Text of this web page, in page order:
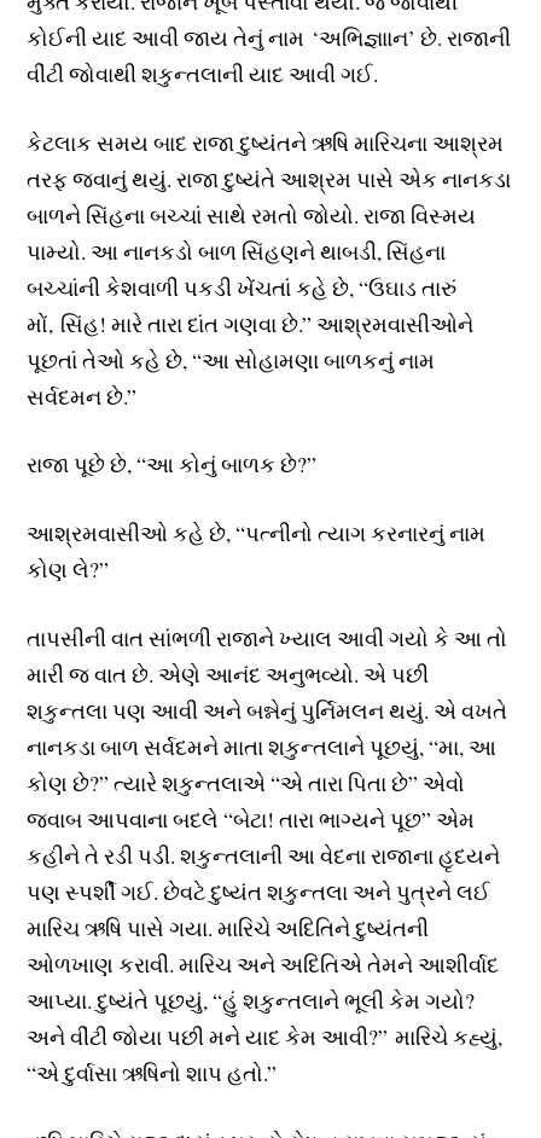
કોઈની યાદ આવી જાય તેનું નામ ‘અભિજ્ઞાાન’ છે. રાજાની
વીંટી જોવાથી શકુન્તલાની યાદ આવી ગઈ.
કેટલાક સમય બાદ રાજા દુષ્યંતને ઋષિ મારિચના આશ્રમ
તરફ જવાનું થયું. રાજા દુષ્યંતે આશ્રમ પાસે એક નાનકડા
બાળને સિંહના બચ્ચાં સાથે રમતો જોયો. રાજા વિસ્મય
પામ્યો. આ નાનકડો બાળ સિંહણને થાબડી, સિંહના
બચ્ચાંની કેશવાળી પકડી ખેંચતાં કહે છે, “ઉઘાડ તારું
મોં, સિંહ! મારે તારા દાંત ગણવા છે.” આશ્રમવાસીઓને
પૂછતાં તેઓ કહે છે, “આ સોહામણા બાળકનું નામ
સર્વદમન છે.”
રાજા પૂછે છે, “આ કોનું બાળક છે?”
આશ્રમવાસીઓ કહે છે, “પત્નીનો ત્યાગ કરનારનું નામ
કોણ લે?”
તાપસીની વાત સાંભળી રાજાને ખ્યાલ આવી ગયો કે આ તો
મારી જ વાત છે. એણે આનંદ અનુભવ્યો. એ પછી
શકુન્તલા પણ આવી અને બન્નેનું પુર્નિમલન થયું. એ વખતે
નાનકડા બાળ સર્વદમને માતા શકુન્તલાને પૂછયું, “મા, આ
કોણ છે?” ત્યારે શકુન્તલાએ “એ તારા પિતા છે” એવો
જવાબ આપવાના બદલે “બેટા! તારા ભાગ્યને પૂછ” એમ
કહીને તે રડી પડી. શકુન્તલાની આ વેદના રાજાના હૃદયને
પણ સ્પર્શી ગઈ. છેવટે દુષ્યંત શકુન્તલા અને પુત્રને લઈ
મારિચ ઋષિ પાસે ગયા. મારિચે અદિતિને દુષ્યંતની
ઓળખાણ કરાવી. મારિચ અને અદિતિએ તેમને આશીર્વાદ
આપ્યા. દુષ્યંતે પૂછયું, “હું શકુન્તલાને ભૂલી કેમ ગયો?
અને વીંટી જોયા પછી મને યાદ કેમ આવી?” મારિચે કહ્યું,
“એ દુર્વાસા ઋષિનો શાપ હતો.”